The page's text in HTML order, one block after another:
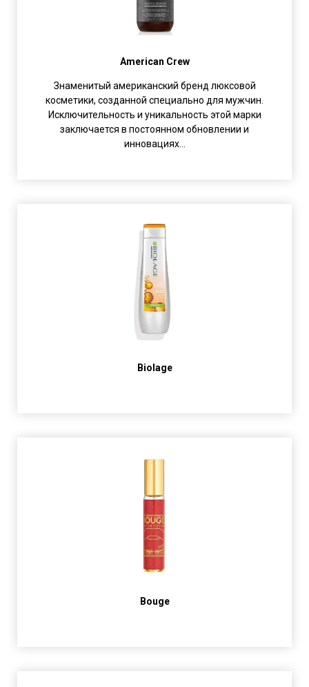
American Crew
Знаменитый американский бренд люксовой
косметики, созданной специально для мужчин.
Исключительность и уникальность этой марки
заключается в постоянном обновлении и
инновациях...
Biolage
Bouge